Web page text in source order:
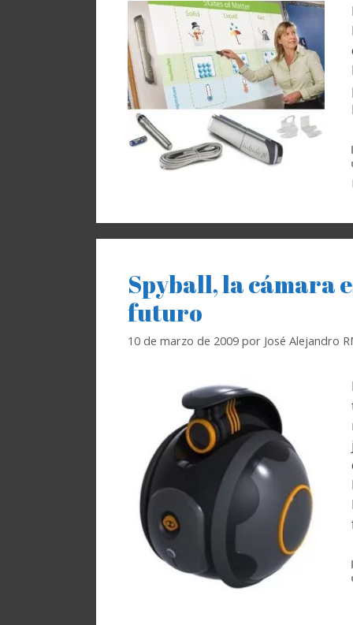
Spyball, la cámara
futuro
10 de marzo de 2009 por José Alejandro